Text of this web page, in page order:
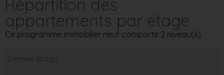
Répartition des
appartements par étage
Ce programme immobilier neuf comporte 2 niveau(x)
Dernier étage